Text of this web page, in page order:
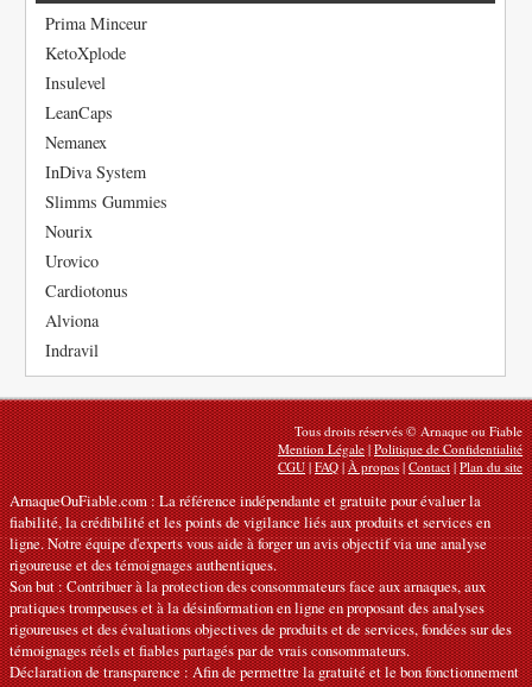
Prima Minceur
KetoXplode
Insulevel
LeanCaps
Nemanex
InDiva System
Slimms Gummies
Nourix
Urovico
Cardiotonus
Alviona
Indravil
Tous droits réservés © Arnaque ou Fiable
Mention Légale|Politique de Confidentialité
CGU|FAQ|À propos|Contact|Plan du site
ArnaqueOuFiable.com : La référence indépendante et gratuite pour évaluer la
fiabilité, la crédibilité et les points de vigilance liés aux produits et services en
ligne. Notre équipe d'experts vous aide à forger un avis objectif via une analyse
rigoureuse et des témoignages authentiques.
Son but : Contribuer à la protection des consommateurs face aux arnaques, aux
pratiques trompeuses et à la désinformation en ligne en proposant des analyses
rigoureuses et des évaluations objectives de produits et de services, fondées sur des
témoignages réels et fiables partagés par de vrais consommateurs.
Déclaration de transparence : Afin de permettre la gratuité et le bon fonctionnement